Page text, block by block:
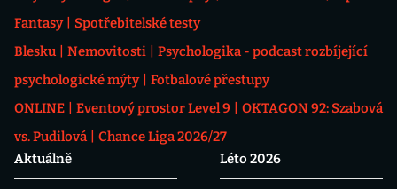
Fantasy
Spotřebitelské testy
Blesku
Nemovitosti
Psychologika - podcast rozbíjející
psychologické mýty
Fotbalové přestupy
ONLINE
Eventový prostor Level 9
OKTAGON 92: Szabová
vs. Pudilová
Chance Liga 2026/27
Aktuálně
Léto 2026